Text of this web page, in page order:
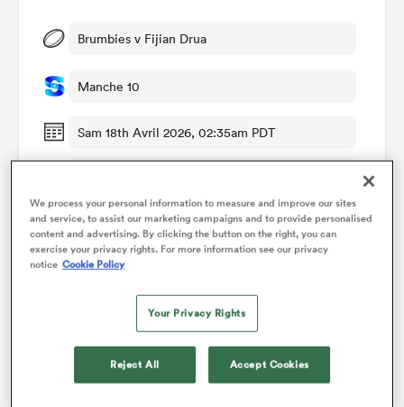
Brumbies v Fijian Drua
Manche 10
Sam 18th Avril 2026, 02:35am PDT
RugbyPass TV
James Doleman
Graphique d'évolution des points
We process your personal information to measure and improve our sites
and service, to assist our marketing campaigns and to provide personalised
content and advertising. By clicking the button on the right, you can
exercise your privacy rights. For more information see our privacy
notice Cookie Policy
Your Privacy Rights
Reject All Accept Cookies